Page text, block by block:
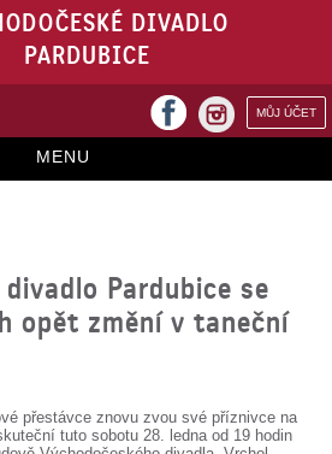
DIVADLO
PARDUBICE
MŮJ ÚČET
facebook
MENU
REPERTOÁR
KONTAKTY
Pardubice se
opět změní v taneční
přestávce znovu zvou své příznivce na
tuto sobotu 28. ledna od 19 hodin